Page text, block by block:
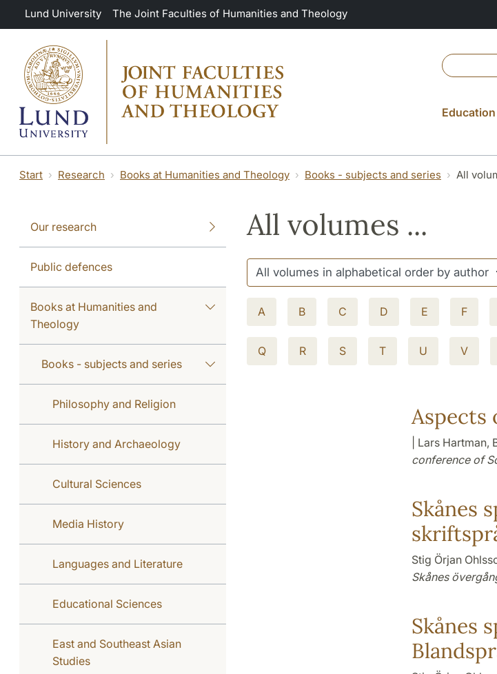
Skip to main content
Lund University The Joint Faculties of Humanities and Theology
Education
Start Research Books at Humanities and Theology Books - subjects and series All
Our research
Public defences
Books at Humanities and
Theology
Books - subjects and series
Philosophy and Religion
History and Archaeology
Cultural Sciences
Media History
Languages and Literature
Educational Sciences
East and Southeast Asian
Studies
All volumes ...
A B C D E F
Q R S T U V
Aspects
| Lars
conference of
Skånes
Stig Örjan
Skånes
Skånes